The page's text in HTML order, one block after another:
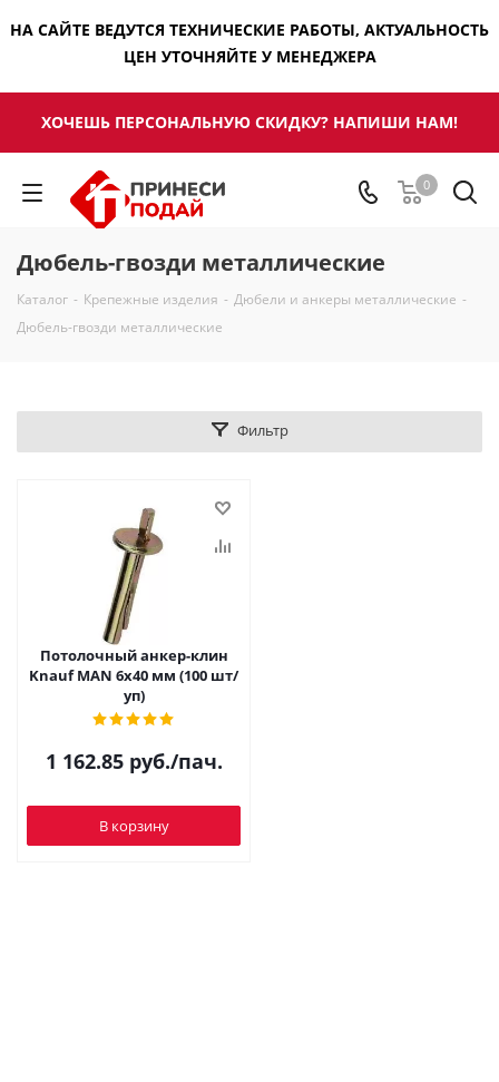
НА САЙТЕ ВЕДУТСЯ ТЕХНИЧЕСКИЕ РАБОТЫ, АКТУАЛЬНОСТЬ
ЦЕН УТОЧНЯЙТЕ У МЕНЕДЖЕРА
ХОЧЕШЬ ПЕРСОНАЛЬНУЮ СКИДКУ? НАПИШИ НАМ!
0
Дюбель-гвозди металлические
Каталог - Крепежные изделия - Дюбели и анкеры металлические -
Дюбель-гвозди металлические
Фильтр
Потолочный анкер-клин
Knauf MAN 6x40 мм (100 шт/
уп)
1 162.85руб./пач.
В корзину